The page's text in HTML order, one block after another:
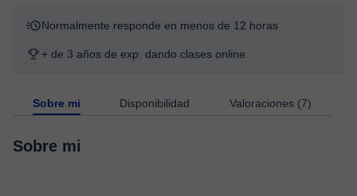
Normalmente responde en menos de 12 horas
+ de 3 años de exp. dando clases online
Sobre mi Disponibilidad Valoraciones (7)
Sobre mi